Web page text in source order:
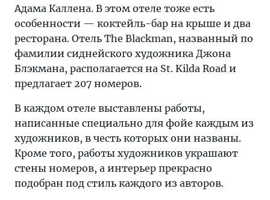
Адама Каллена. В этом отеле тоже есть
особенности — коктейль-бар на крыше и два
ресторана. Отель The Blackman, названный по
фамилии сиднейского художника Джона
Блэкмана, располагается на St. Kilda Road и
предлагает 207 номеров.
В каждом отеле выставлены работы,
написанные специально для фойе каждым из
художников, в честь которых они названы.
Кроме того, работы художников украшают
стены номеров, а интерьер прекрасно
подобран под стиль каждого из авторов.